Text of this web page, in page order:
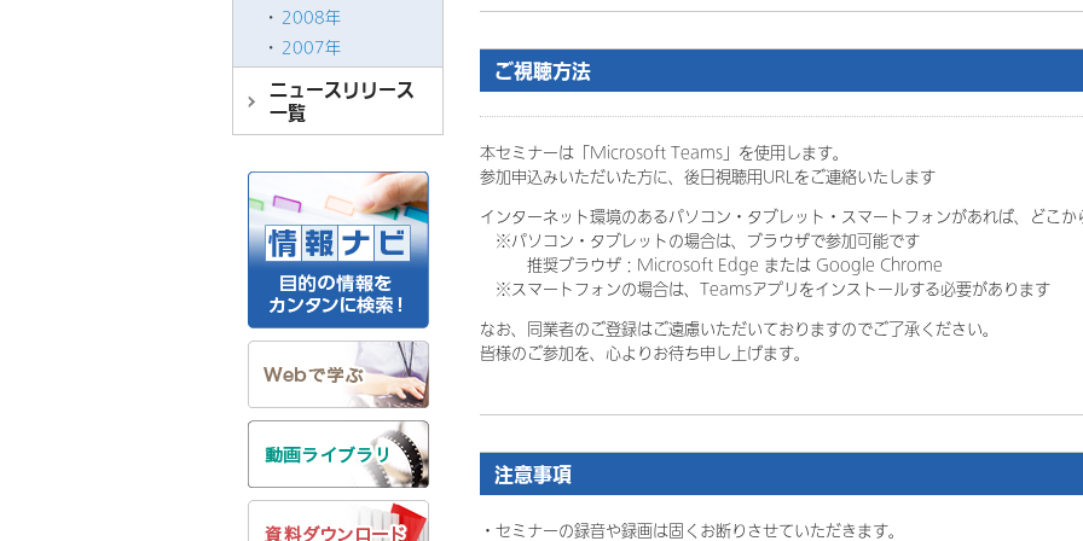
2008年
2007年
ニュースリリース
一覧
ご視聴方法
本セミナーは「Microsoft Teams」を使用します。
参加申込みいただいた方に、後日視聴用URLをご連絡いたします
インターネット環境のあるパソコン・タブレット・スマートフォンがあれば、どこか
※パソコン・タブレットの場合は、ブラウザで参加可能です
推奨ブラウザ：Microsoft Edge または Google Chrome
※スマートフォンの場合は、Teamsアプリをインストールする必要があります
なお、同業者のご登録はご遠慮いただいておりますのでご了承ください。
皆様のご参加を、心よりお待ち申し上げます。
注意事項
・セミナーの録音や録画は固くお断りさせていただきます。